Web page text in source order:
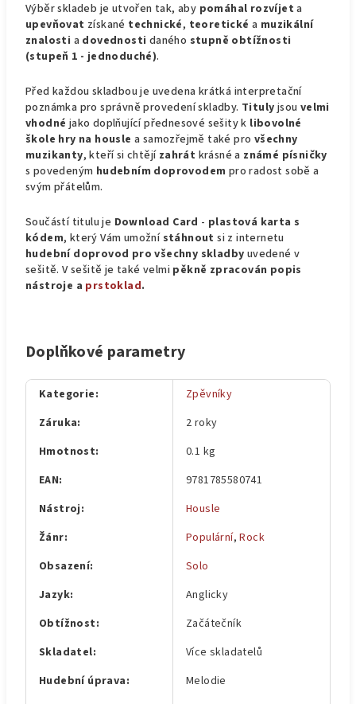
Výběr skladeb je utvořen tak, aby pomáhal rozvíjet a
upevňovat získané technické, teoretické a muzikální
znalosti a dovednosti daného stupně obtížnosti
(stupeň 1 - jednoduché).
Před každou skladbou je uvedena krátká interpretační
poznámka pro správně provedení skladby. Tituly jsou velmi
vhodné jako doplňující přednesové sešity k libovolné
škole hry na housle a samozřejmě také pro všechny
muzikanty, kteří si chtějí zahrát krásné a známé písničky
s povedeným hudebním doprovodem pro radost sobě a
svým přátelům.
Součástí titulu je Download Card - plastová karta s
kódem, který Vám umožnístáhnout si z internetu
hudební doprovod pro všechny skladby uvedené v
sešitě. V sešitě je také velmi pěkně zpracován popis
nástroje a prstoklad.
Doplňkové parametry
Kategorie:
Zpěvníky
Záruka:
2 roky
Hmotnost:
0.1 kg
EAN:
9781785580741
Nástroj:
Housle
Žánr: Populární,Rock
Obsazení:
Solo
Jazyk:
Anglicky
Obtížnost:
Začátečník
Skladatel:
Více skladatelů
Hudební úprava:
Melodie